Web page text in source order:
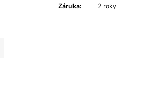
Záruka: 2 roky